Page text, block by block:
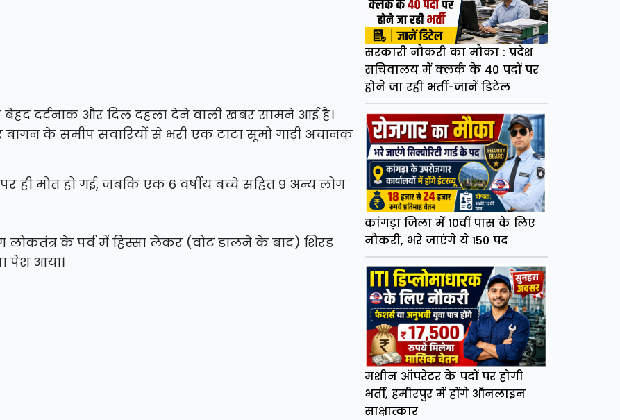
दर्दनाक और दिल दहला देने वाली खबर सामने आई है।
के समीप सवारियों से भरी एक टाटा सूमो गाड़ी अचानक
मौत हो गई, जबकि एक 6 वर्षीय बच्चे सहित 9 अन्य लोग
लोकतंत्र के पर्व में हिस्सा लेकर (वोट डालने के बाद) शिरड़
पेश आया।
सरकारी नौकरी का मौका : प्रदेश
सचिवालय में क्लर्क के 40 पदों पर
होने जा रही भर्ती-जानें डिटेल
कांगड़ा जिला में 10वीं पास के लिए
नौकरी, भरे जाएंगे ये 150 पद
मशीन ऑपरेटर के पदों पर होगी
भर्ती, हमीरपुर में होंगे ऑनलाइन
साक्षात्कार